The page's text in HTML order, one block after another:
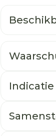
Indicatie